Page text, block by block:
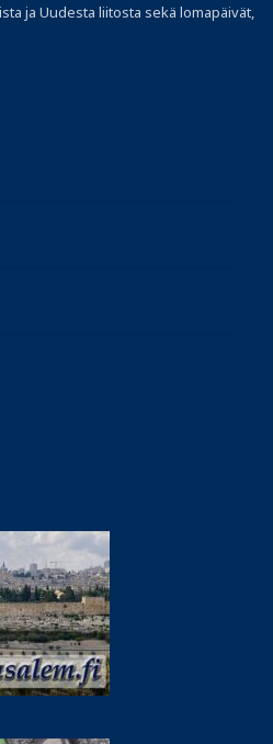
ja Uudesta liitosta sekä lomapäivät,